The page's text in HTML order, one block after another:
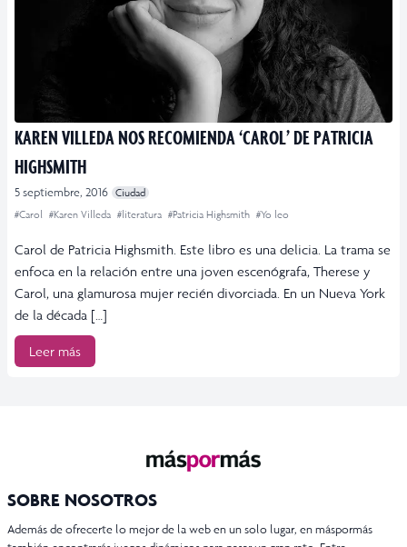
KAREN VILLEDA NOS RECOMIENDA ‘CAROL’ DE PATRICIA
HIGHSMITH
5 septiembre, 2016 Ciudad
#Carol #Karen Villeda #literatura #Patricia Highsmith #Yo leo
Carol de Patricia Highsmith. Este libro es una delicia. La trama se
enfoca en la relación entre una joven escenógrafa, Therese y
Carol, una glamurosa mujer recién divorciada. En un Nueva York
de la década […]
Leer más
SOBRE NOSOTROS
Además de ofrecerte lo mejor de la web en un solo lugar, en máspormás